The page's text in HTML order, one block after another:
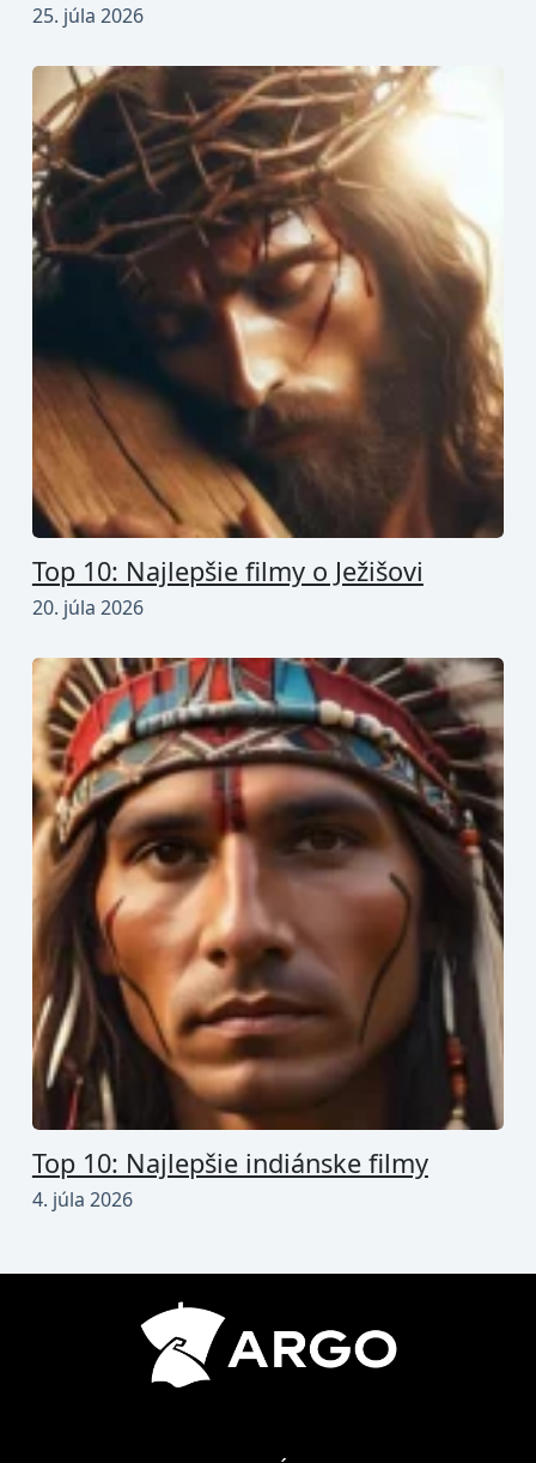
25. júla 2026
Top 10: Najlepšie filmy o Ježišovi
20. júla 2026
Top 10: Najlepšie indiánske filmy
4. júla 2026